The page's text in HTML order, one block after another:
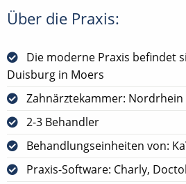
Über die Praxis:
Die moderne Praxis befindet
Duisburg in Moers
Zahnärztekammer: Nordrhein
2-3 Behandler
Behandlungseinheiten von:
Praxis-Software: Charly,